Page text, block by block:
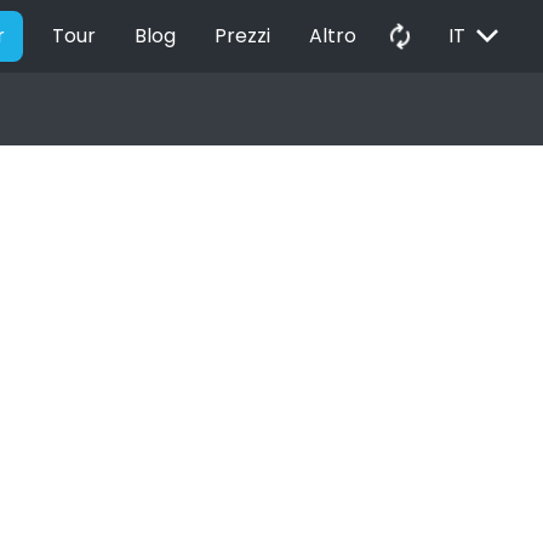
Tour Blog Prezzi Altro autorenew IT EXPAND_MORE